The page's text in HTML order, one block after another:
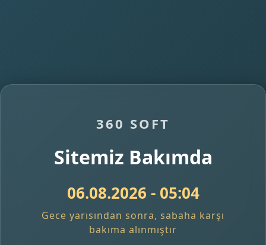
360 SOFT
Sitemiz Bakımda
06.08.2026 - 05:04
Gece yarısından sonra, sabaha karşı
bakıma alınmıştır